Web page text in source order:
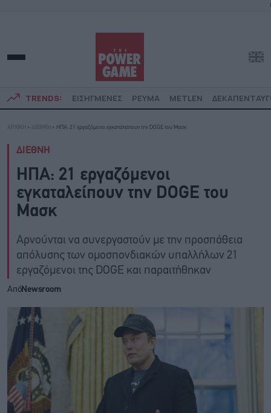
TRENDS: ΕΙΣΗΓΜΕΝΕΣ ΡΕΥΜΑ METLEN
ΑΡΧΙΚΗ » ΔΙΕΘΝΗ » ΗΠΑ: 21 εργαζόμενοι εγκαταλείπουν την DOGE του Μασκ
ΔΙΕΘΝΗ
ΗΠΑ: 21 εργαζόμενοι
εγκαταλείπουν την DOGE του
Μασκ
Αρνούνται να συνεργαστούν με την προσπάθεια
απόλυσης των ομοσπονδιακών υπαλλήλων 21
εργαζόμενοι της DOGE και παραιτήθηκαν
ΑπόNewsroom